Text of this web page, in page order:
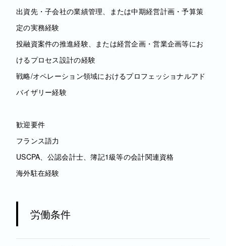
出資先・子会社の業績管理、または中期経営計画・予算策
定の実務経験
投融資案件の推進経験、または経営企画・営業企画等にお
けるプロセス設計の経験
戦略/オペレーション領域におけるプロフェッショナルアド
バイザリー経験
歓迎要件
フランス語力
USCPA、公認会計士、簿記1級等の会計関連資格
海外駐在経験
労働条件